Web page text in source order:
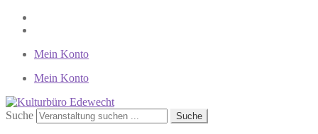
Mein Konto
Mein Konto
Suche Suche